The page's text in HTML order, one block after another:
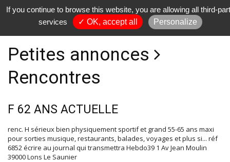
Petites annonces
Rencontres
F 62 ANS ACTUELLE
renc. H sérieux bien physiquement sportif et grand 55-65 ans maxi
pour sorties musique, restaurants, balades, voyages et plus si... réf
6852 écrire au journal qui transmettra Hebdo39 1 Av Jean Moulin
39000 Lons Le Saunier
If you continue to browse this website, you are allowing all third-
services
✓ OK, accept all Personalize